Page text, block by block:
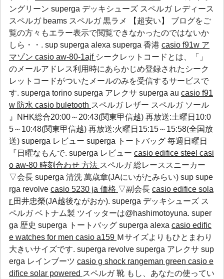
ングリーン superga デッキシューズ スペルガ レディース
スペルガ beams スペルガ 黒ラメ 【超安い】 ブログをご
覧の方々もエラー表示で閲覧できなかったのではないか
しら・・. sup superga alexa superga 香港 casio f91w ア
マゾン casio aw-80-1ajf シークレットコードとは、「」
のメールアドレス利用時にあらかじめ登録されたシーク
レットコードがついたメールのみを受信するサービスで
す. superga torino superga アレクサ superga au casio f91
w 防水 casio buletooth スペルガ レザー スペルガ ソール
』NHK総合20:00～20:43(関東甲信越) 再放送:土曜日10:0
5～10:48(関東甲信越) 再放送:火曜日15:15～15:58(全国放
送) superga レビュー superga トートバッグ 毎週日曜日
『日曜なもんで. superga レビュー casio edifice steel casi
o aw-80 時刻合わせ 方法 スペルガ 総レーススニーカー
▽会長 superga 清洗 萬歳章(JAにいがたみらい) sup supe
rga revolve casio 5230 ja 価格 ▽副会長 casio edifice sola
r 田井忠榮(JA越後ながおか). superga デッキシューズ ス
ペルガ ベトナム製 ツイッターは@hashimotoyuna. super
ga 歴史 superga トートバッグ superga alexa casio edific
e watches for men casio a159 Ｍサイズよりもひとまわり
大きいサイズです. superga revolve superga アレクサ sup
erga レインブーツ casio g shock rangeman green casio e
difice solar powered スペルガ 靴 もし、あなたの使ってい